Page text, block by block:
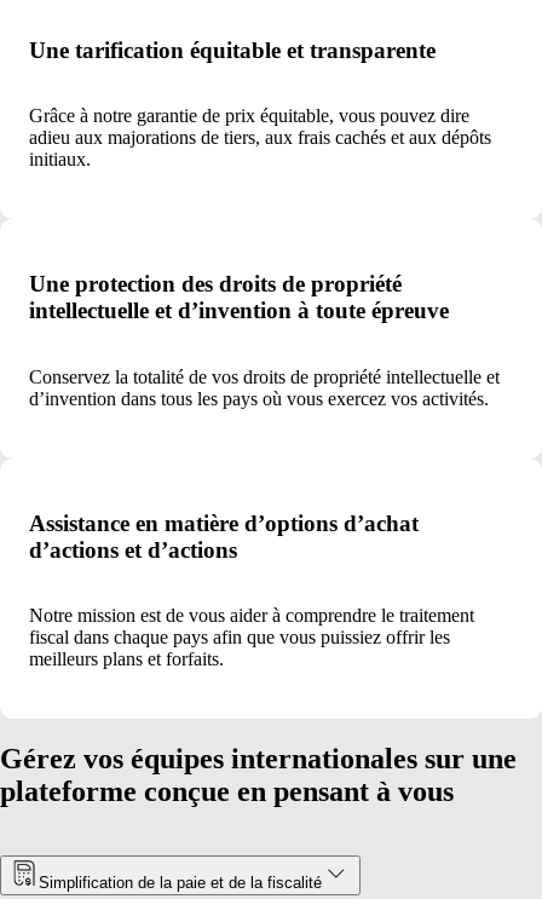
Une tarification équitable et transparente
Grâce à notre garantie de prix équitable, vous pouvez dire
adieu aux majorations de tiers, aux frais cachés et aux dépôts
initiaux.
Une protection des droits de propriété
intellectuelle et d’invention à toute épreuve
Conservez la totalité de vos droits de propriété intellectuelle et
d’invention dans tous les pays où vous exercez vos activités.
Assistance en matière d’options d’achat
d’actions et d’actions
Notre mission est de vous aider à comprendre le traitement
fiscal dans chaque pays afin que vous puissiez offrir les
meilleurs plans et forfaits.
Gérez vos équipes internationales sur une
plateforme conçue en pensant à vous
Simplification de la paie et de la fiscalité